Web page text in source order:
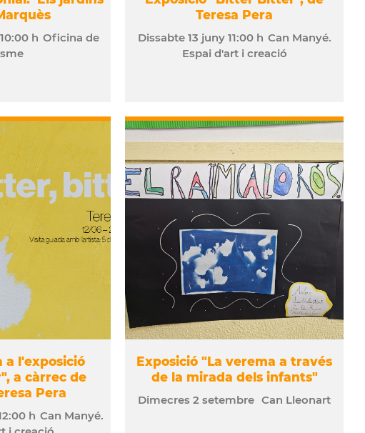
10:00 h Oficina de
Teresa Pera
Dissabte 13 juny 11:00 h Can Manyé.
Espai d'art i creació
a l'exposició
a càrrec de
Pera
h Can Manyé.
Exposició "La verema a través
de la mirada dels infants"
Dimecres 2 setembre Can Lleonart